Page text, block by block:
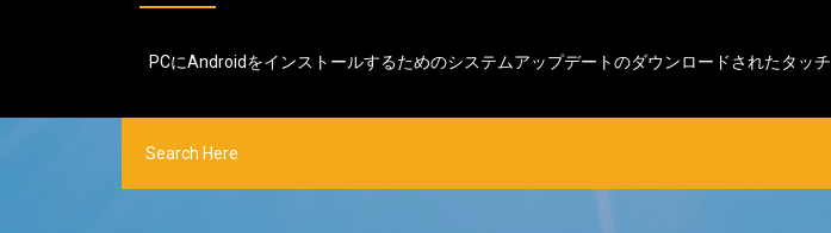
PCにAndroidをインストールするためのシステムアップデートのダウンロードされたタッチ